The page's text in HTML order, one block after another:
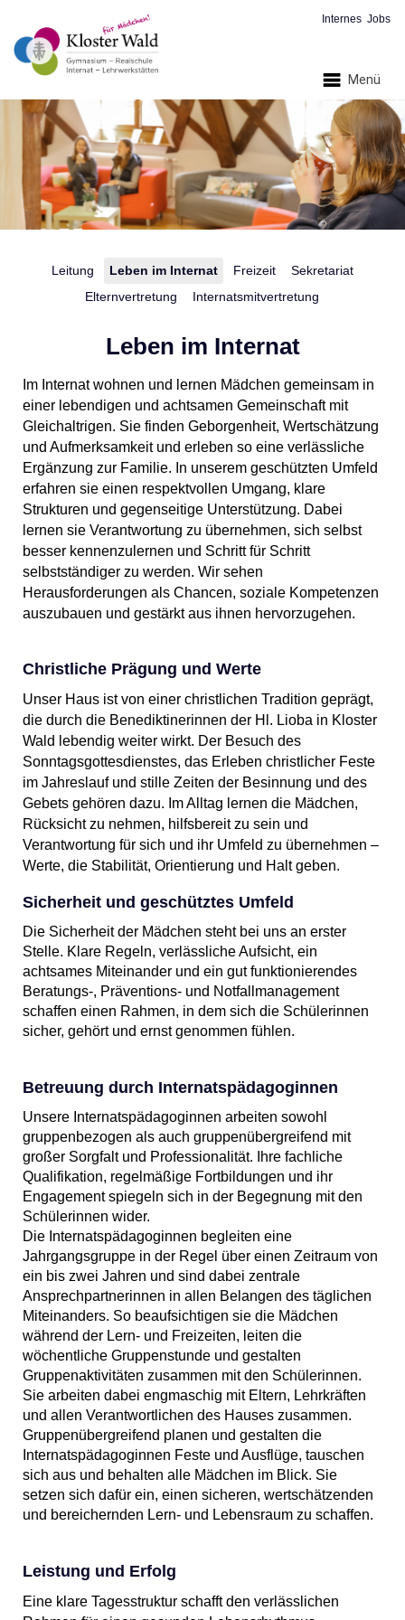
Internes Jobs
Menü
Leitung Leben im Internat Freizeit
Sekretariat
Elternvertretung
Internatsmitvertretung
Leben im Internat
Im Internat wohnen und lernen Mädchen gemeinsam in
einer lebendigen und achtsamen Gemeinschaft mit
Gleichaltrigen. Sie finden Geborgenheit, Wertschätzung
und Aufmerksamkeit und erleben so eine verlässliche
Ergänzung zur Familie. In unserem geschützten Umfeld
erfahren sie einen respektvollen Umgang, klare
Strukturen und gegenseitige Unterstützung. Dabei
lernen sie Verantwortung zu übernehmen, sich selbst
besser kennenzulernen und Schritt für Schritt
selbstständiger zu werden. Wir sehen
Herausforderungen als Chancen, soziale Kompetenzen
auszubauen und gestärkt aus ihnen hervorzugehen.
Christliche Prägung und Werte
Unser Haus ist von einer christlichen Tradition geprägt,
die durch die Benediktinerinnen der Hl. Lioba in Kloster
Wald lebendig weiter wirkt. Der Besuch des
Sonntagsgottesdienstes, das Erleben christlicher Feste
im Jahreslauf und stille Zeiten der Besinnung und des
Gebets gehören dazu. Im Alltag lernen die Mädchen,
Rücksicht zu nehmen, hilfsbereit zu sein und
Verantwortung für sich und ihr Umfeld zu übernehmen –
Werte, die Stabilität, Orientierung und Halt geben.
Sicherheit und geschütztes Umfeld
Die Sicherheit der Mädchen steht bei uns an erster
Stelle. Klare Regeln, verlässliche Aufsicht, ein
achtsames Miteinander und ein gut funktionierendes
Beratungs-, Präventions- und Notfallmanagement
schaffen einen Rahmen, in dem sich die Schülerinnen
sicher, gehört und ernst genommen fühlen.
Betreuung durch Internatspädagoginnen
Unsere Internatspädagoginnen arbeiten sowohl
gruppenbezogen als auch gruppenübergreifend mit
großer Sorgfalt und Professionalität. Ihre fachliche
Qualifikation, regelmäßige Fortbildungen und ihr
Engagement spiegeln sich in der Begegnung mit den
Schülerinnen wider.
Die Internatspädagoginnen begleiten eine
Jahrgangsgruppe in der Regel über einen Zeitraum von
ein bis zwei Jahren und sind dabei zentrale
Ansprechpartnerinnen in allen Belangen des täglichen
Miteinanders. So beaufsichtigen sie die Mädchen
während der Lern- und Freizeiten, leiten die
wöchentliche Gruppenstunde und gestalten
Gruppenaktivitäten zusammen mit den Schülerinnen.
Sie arbeiten dabei engmaschig mit Eltern, Lehrkräften
und allen Verantwortlichen des Hauses zusammen.
Gruppenübergreifend planen und gestalten die
Internatspädagoginnen Feste und Ausflüge, tauschen
sich aus und behalten alle Mädchen im Blick. Sie
setzen sich dafür ein, einen sicheren, wertschätzenden
und bereichernden Lern- und Lebensraum zu schaffen.
Leistung und Erfolg
Eine klare Tagesstruktur schafft den verlässlichen